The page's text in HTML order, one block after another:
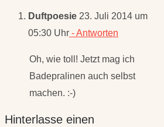
Duftpoesie 23. Juli 2014 um
05:30 Uhr - Antworten
Oh, wie toll! Jetzt mag ich
Badepralinen auch selbst
machen. :-)
Hinterlasse einen